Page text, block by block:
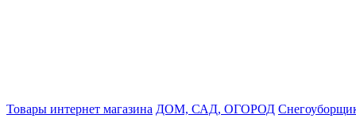
Товары интернет магазина ДОМ, САД, ОГОРОД